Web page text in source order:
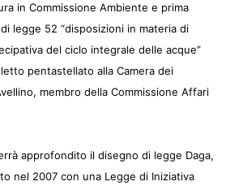
in Commissione Ambiente e prima
legge 52 “disposizioni in materia di
del ciclo integrale delle acque”
pentastellato alla Camera dei
membro della Commissione Affari
approfondito il disegno di legge Daga,
nel 2007 con una Legge di Iniziativa